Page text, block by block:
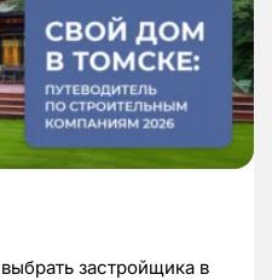
застройщика в